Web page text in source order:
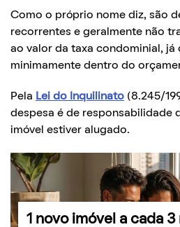
Como o próprio nome diz, são
recorrentes e geralmente não
ao valor da taxa condominial, já
minimamente dentro do
Pela Lei do Inquilinato (8.245/
despesa é de responsabilidade
imóvel estiver alugado.
1 novo imóvel a cada